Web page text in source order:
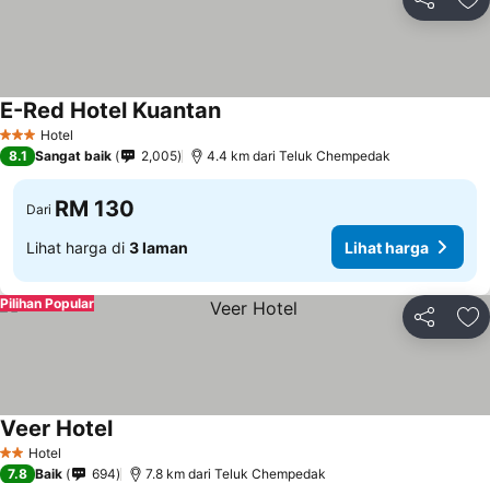
Kongsi
3 BintangHotel
E-Red Hotel KuantanLihat harga
8.1 Sangat baik 2,005 4.4 km dari Teluk Chempedak
Dari RM 130
Lihat harga di 3 laman Lihat harga
Kongsi
Pilihan Popular
2 Bintang
Hotel
Veer HotelLihat harga
7.8 Baik 694 7.8 km dari Teluk Chempedak